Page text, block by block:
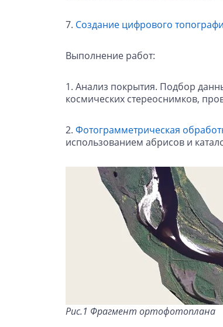
7. Создание цифрового
Выполнение работ:
1. Анализ покрытия. Подбор
космических стереоснимков,
2. Фотограмметрическая
использованием абрисов и
Рис.1 Фрагмент ортофотоплана